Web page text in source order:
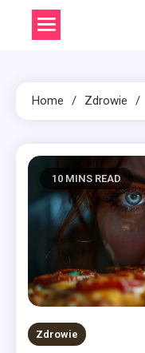
Home Zdrowie
10 MINS READ
Zdrowie